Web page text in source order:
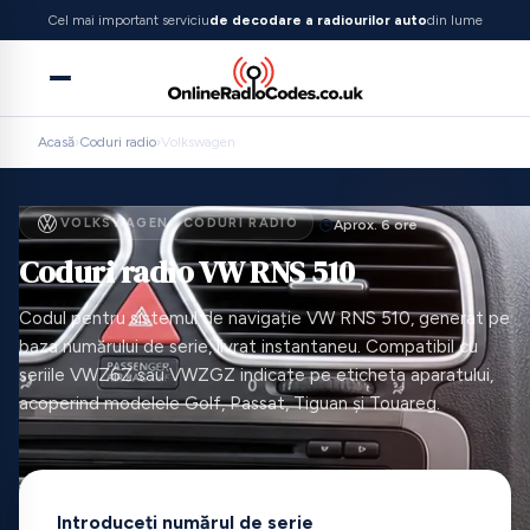
Cel mai important serviciude decodare a radiourilor autodin lume
Acasă›Coduri radio›Volkswagen
VOLKSWAGEN · CODURI RADIO Aprox. 6 ore
Coduri radio VW RNS 510
Codul pentru sistemul de navigație VW RNS 510, generat pe
baza numărului de serie, livrat instantaneu. Compatibil cu
seriile VWZ6Z sau VWZGZ indicate pe eticheta aparatului,
acoperind modelele Golf, Passat, Tiguan și Touareg.
Introduceți numărul de serie